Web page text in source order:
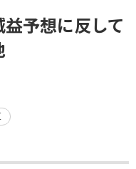
予想に反して